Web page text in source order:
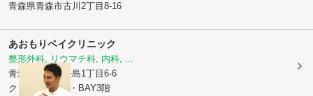
青森県青森市古川2丁目8-16
あおもりベイクリニック
整形外科, リウマチ科, 内科, ...
青森県青森市 長島1丁目6-6
クロスタワーA・BAY3階